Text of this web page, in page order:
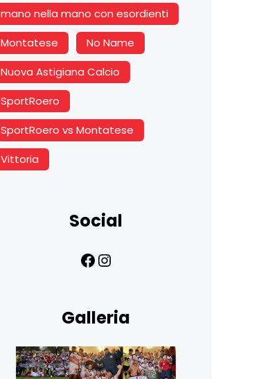
mano nella mano con esordienti
Montatese
No Name
Nuova Astigiana Calcio
SportRoero
SportRoero vs Montatese
Vittoria
Social
Facebook Instagram
Galleria